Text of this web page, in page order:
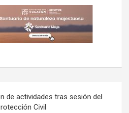
de actividades tras sesión del
Civil